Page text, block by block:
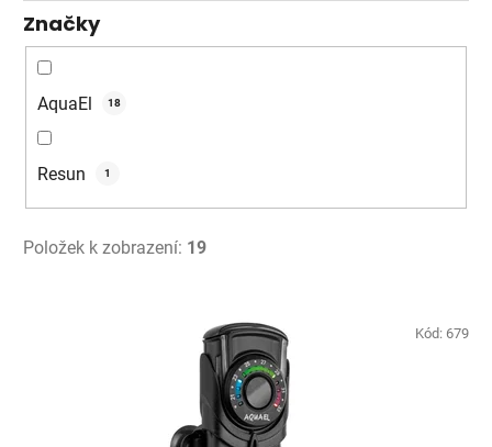
Značky
AquaEl 18
Resun 1
Položek k zobrazení: 19
Kód: 679